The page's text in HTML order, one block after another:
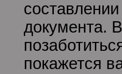
документа.
покажется